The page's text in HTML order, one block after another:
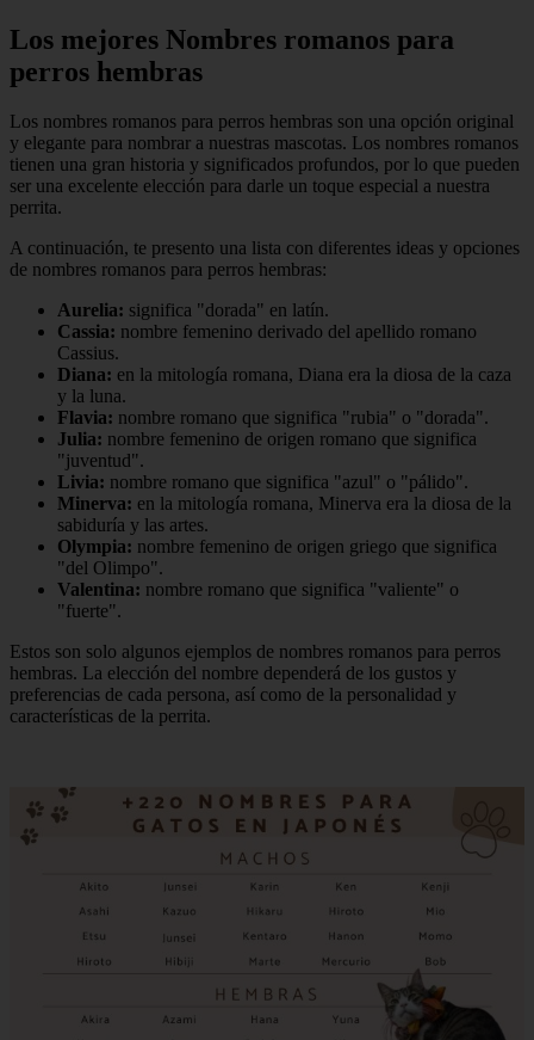
Los mejores Nombres romanos para
perros hembras
Los nombres romanos para perros hembras son una opción original
y elegante para nombrar a nuestras mascotas. Los nombres romanos
tienen una gran historia y significados profundos, por lo que pueden
ser una excelente elección para darle un toque especial a nuestra
perrita.
A continuación, te presento una lista con diferentes ideas y opciones
de nombres romanos para perros hembras:
Aurelia: significa "dorada" en latín.
Cassia: nombre femenino derivado del apellido romano
Cassius.
Diana: en la mitología romana, Diana era la diosa de la caza
y la luna.
Flavia: nombre romano que significa "rubia" o "dorada".
Julia: nombre femenino de origen romano que significa
"juventud".
Livia: nombre romano que significa "azul" o "pálido".
Minerva: en la mitología romana, Minerva era la diosa de la
sabiduría y las artes.
Olympia: nombre femenino de origen griego que significa
"del Olimpo".
Valentina: nombre romano que significa "valiente" o
"fuerte".
Estos son solo algunos ejemplos de nombres romanos para perros
hembras. La elección del nombre dependerá de los gustos y
preferencias de cada persona, así como de la personalidad y
características de la perrita.